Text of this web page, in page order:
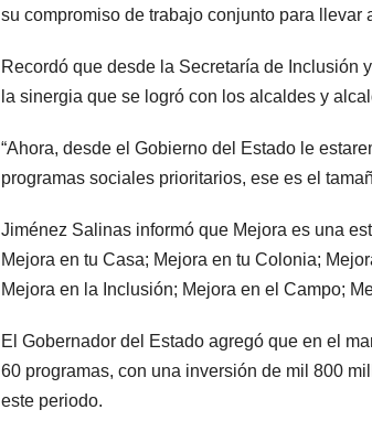
su compromiso de trabajo conjunto para llevar
Recordó que desde la Secretaría de Inclusión
la sinergia que se logró con los alcaldes y
“Ahora, desde el Gobierno del Estado le
programas sociales prioritarios, ese es el
Jiménez Salinas informó que Mejora es una
Mejora en tu Casa; Mejora en tu Colonia;
Mejora en la Inclusión; Mejora en el Campo;
El Gobernador del Estado agregó que en el
60 programas, con una inversión de mil 800
este periodo.